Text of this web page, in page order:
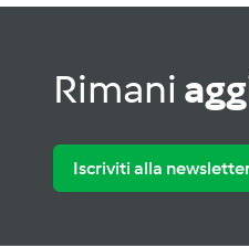
Rimani
Iscriviti alla